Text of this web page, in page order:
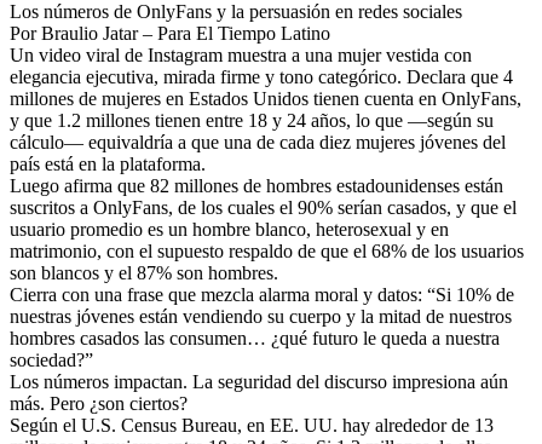
Los números de OnlyFans y la persuasión en redes sociales
Por Braulio Jatar – Para El Tiempo Latino
Un video viral de Instagram muestra a una mujer vestida con
elegancia ejecutiva, mirada firme y tono categórico. Declara que 4
millones de mujeres en Estados Unidos tienen cuenta en OnlyFans,
y que 1.2 millones tienen entre 18 y 24 años, lo que —según su
cálculo— equivaldría a que una de cada diez mujeres jóvenes del
país está en la plataforma.
Luego afirma que 82 millones de hombres estadounidenses están
suscritos a OnlyFans, de los cuales el 90% serían casados, y que el
usuario promedio es un hombre blanco, heterosexual y en
matrimonio, con el supuesto respaldo de que el 68% de los usuarios
son blancos y el 87% son hombres.
Cierra con una frase que mezcla alarma moral y datos: “Si 10% de
nuestras jóvenes están vendiendo su cuerpo y la mitad de nuestros
hombres casados las consumen… ¿qué futuro le queda a nuestra
sociedad?”
Los números impactan. La seguridad del discurso impresiona aún
más. Pero ¿son ciertos?
Según el U.S. Census Bureau, en EE. UU. hay alrededor de 13